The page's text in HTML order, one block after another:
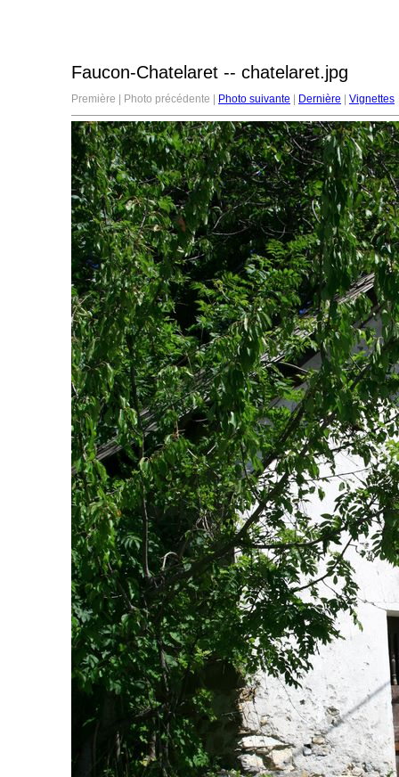
Faucon-Chatelaret -- chatelaret.jpg
Première | Photo précédente | Photo suivante Dernière Vignettes